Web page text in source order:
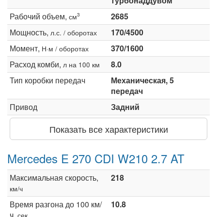
Рабочий объем, см3
2685
Мощность, л.с. / оборотах
170/4500
Момент, Н·м / оборотах
370/1600
Расход комби, л на 100 км
8.0
Тип коробки передач
Механическая, 5
передач
Привод
Задний
Показать все характеристики
Mercedes E 270 CDI W210 2.7 AT
Максимальная скорость,
км/ч
218
Время разгона до 100 км/
ч, сек
10.8